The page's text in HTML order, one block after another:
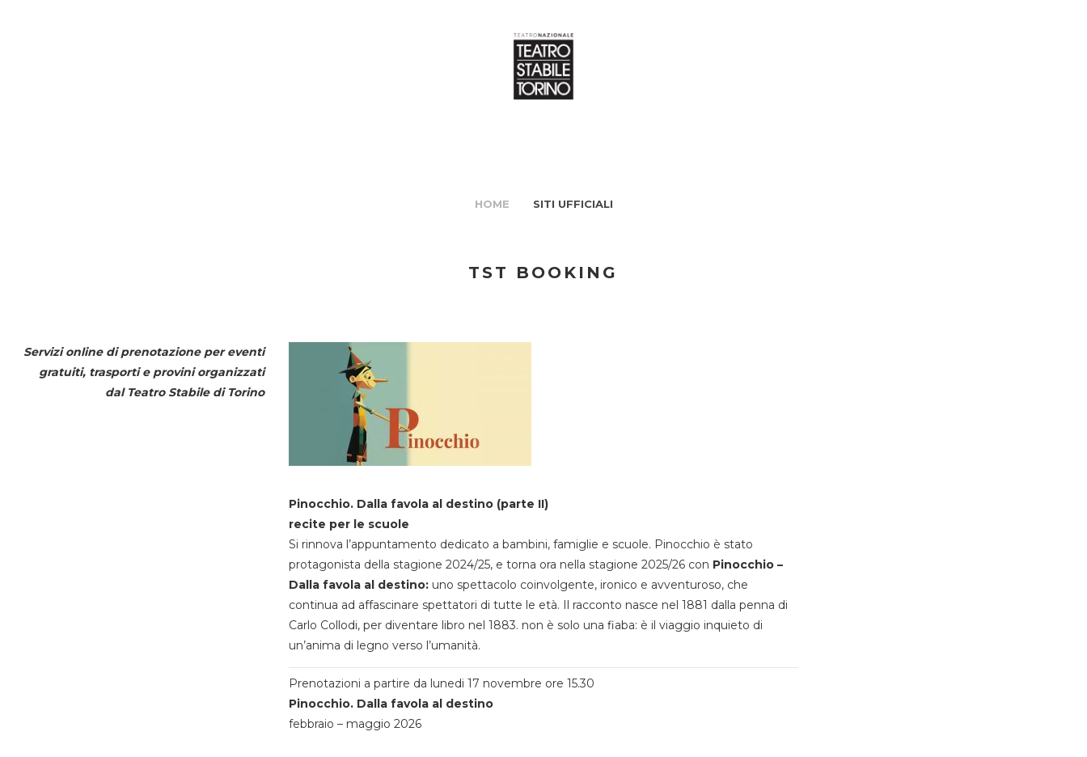
HOME SITI UFFICIALI
TST BOOKING
Servizi online di prenotazione per eventi
gratuiti, trasporti e provini organizzati
dal Teatro Stabile di Torino
Pinocchio. Dalla favola al destino (parte II)
recite per le scuole
Si rinnova l’appuntamento dedicato a bambini, famiglie e scuole. Pinocchio è stato
protagonista della stagione 2024/25, e torna ora nella stagione 2025/26 con Pinocchio –
Dalla favola al destino:uno spettacolo coinvolgente, ironico e avventuroso, che
continua ad affascinare spettatori di tutte le età. Il racconto nasce nel 1881 dalla penna di
Carlo Collodi, per diventare libro nel 1883. non è solo una fiaba: è il viaggio inquieto di
un’anima di legno verso l’umanità.
Prenotazioni a partire da lunedi 17 novembre ore 15.30
Pinocchio. Dalla favola al destino
febbraio – maggio 2026